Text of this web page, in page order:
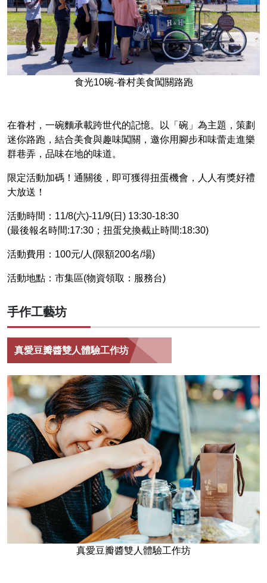
食光10碗-眷村美食闖關路跑
在眷村，一碗麵承載跨世代的記憶。以「碗」為主題，策劃
迷你路跑，結合美食與趣味闖關，邀你用腳步和味蕾走進樂
群巷弄，品味在地的味道。
限定活動加碼！通關後，即可獲得扭蛋機會，人人有獎好禮
大放送！
活動時間：11/8(六)-11/9(日) 13:30-18:30
(最後報名時間:17:30；扭蛋兌換截止時間:18:30)
活動費用：100元/人(限額200名/場)
活動地點：市集區(物資領取：服務台)
手作工藝坊
真愛豆瓣醬雙人體驗工作坊
真愛豆瓣醬雙人體驗工作坊